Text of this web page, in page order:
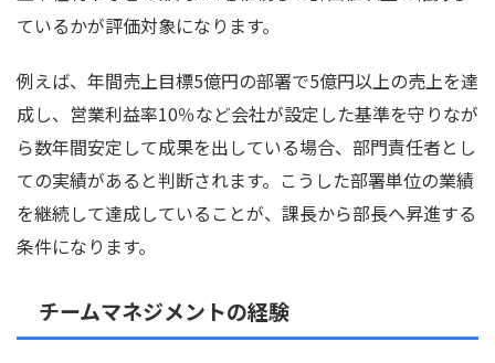
ているかが評価対象になります。
例えば、年間売上目標5億円の部署で5億円以上の売上を達
成し、営業利益率10％など会社が設定した基準を守りなが
ら数年間安定して成果を出している場合、部門責任者とし
ての実績があると判断されます。こうした部署単位の業績
を継続して達成していることが、課長から部長へ昇進する
条件になります。
チームマネジメントの経験